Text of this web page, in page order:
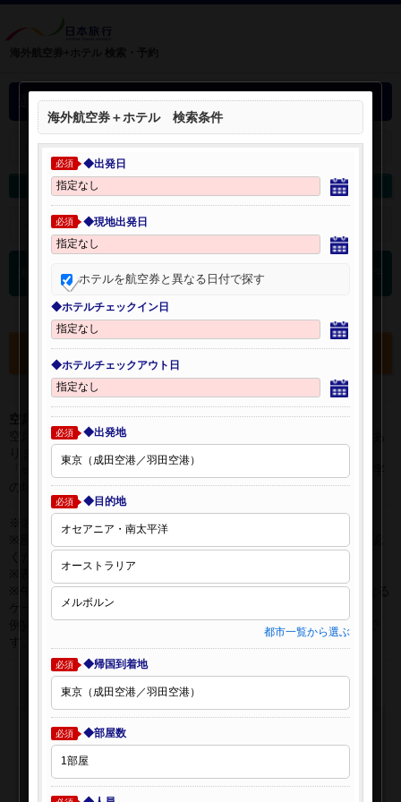
選択中の海外航空券+ホテル
選択中の航空券・ホテルを開く：
海外航空券を変更 海外ホテルを変更
検索条件を開く：
海外航空券 検索結果
選択中の航空券・ホテルを確認する
空席表示について：
空席状況は常に変更しますので、現在の空席を保証するものではあ
りません。
「○」は過去24時間以内に十分な空席が確認できた商品です。 数字
の場合は、現時点で座席数が少ない商品です。
※表示金額はオンライン予約時の金額です。
ください。
※表示時間はすべて現地時間・24時間表示です。
※午前0時以降に出発する深夜便について、搭乗日をお間違えになる
ケースが多く発生しています。
例)4月8日00：30出発の場合、搭乗手続きは4月7日22:30が目安で
海外航空券＋ホテル 検索条件
必須 ◆出発日
必須 ◆現地出発日
ホテルを航空券と異なる日付で探す
◆ホテルチェックイン日
◆ホテルチェックアウト日
必須 ◆出発地
必須 ◆目的地
都市一覧から選ぶ
必須 ◆帰国到着地
必須 ◆部屋数